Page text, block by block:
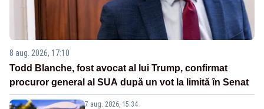
8 aug. 2026, 17:10
Todd Blanche, fost avocat al lui Trump, confirmat
procuror general al SUA după un vot la limită în Senat
7 aug. 2026, 15:34